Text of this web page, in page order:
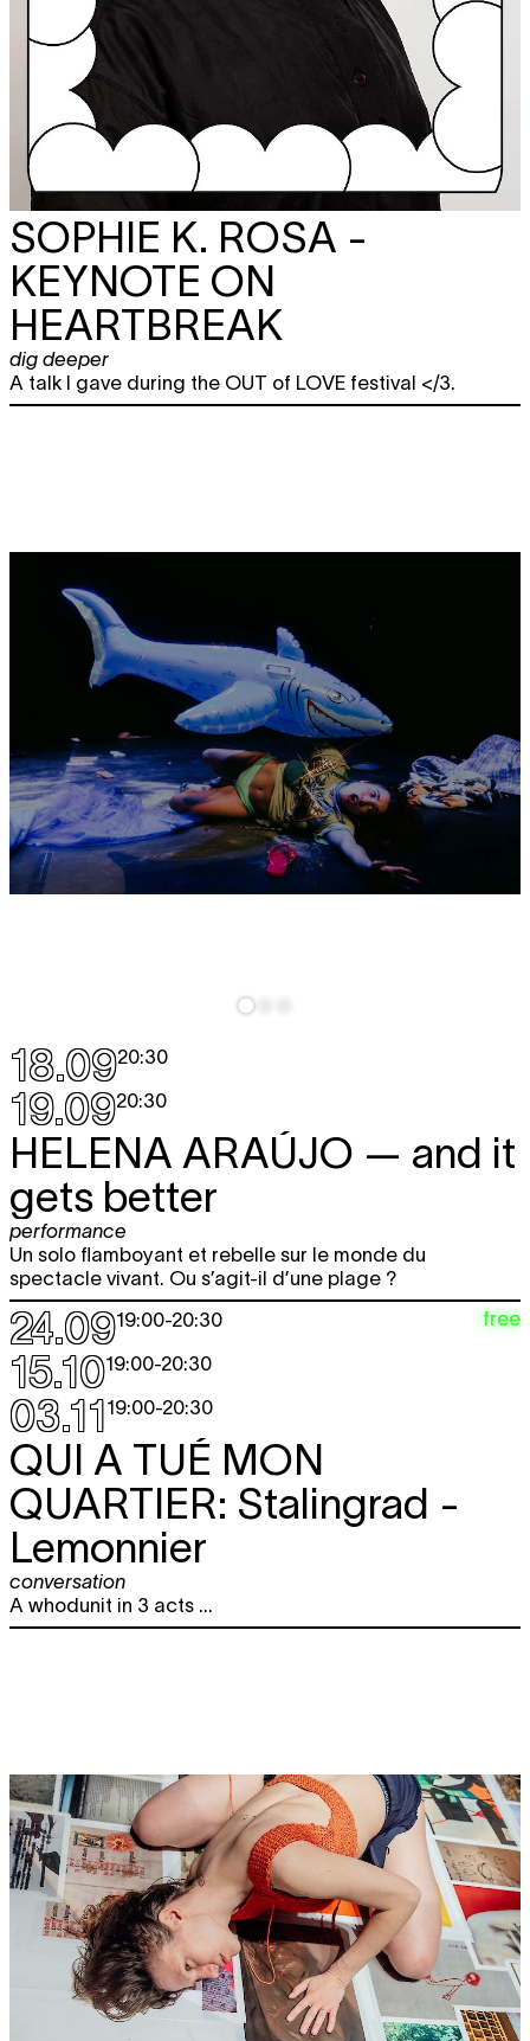
SOPHIE K. ROSA -
KEYNOTE ON
HEARTBREAK
dig deeper
A talk I gave during the OUT of LOVE festival </3.
18.0920:30
19.0920:30
HELENA ARAÚJO — and it
gets better
performance
Un solo flamboyant et rebelle sur le monde du
spectacle vivant. Ou s’agit-il d’une plage ?
24.0919:00-20:30
15.1019:00-20:30
03.1119:00-20:30
free
QUI A TUÉ MON
QUARTIER: Stalingrad -
Lemonnier
conversation
A whodunit in 3 acts ...